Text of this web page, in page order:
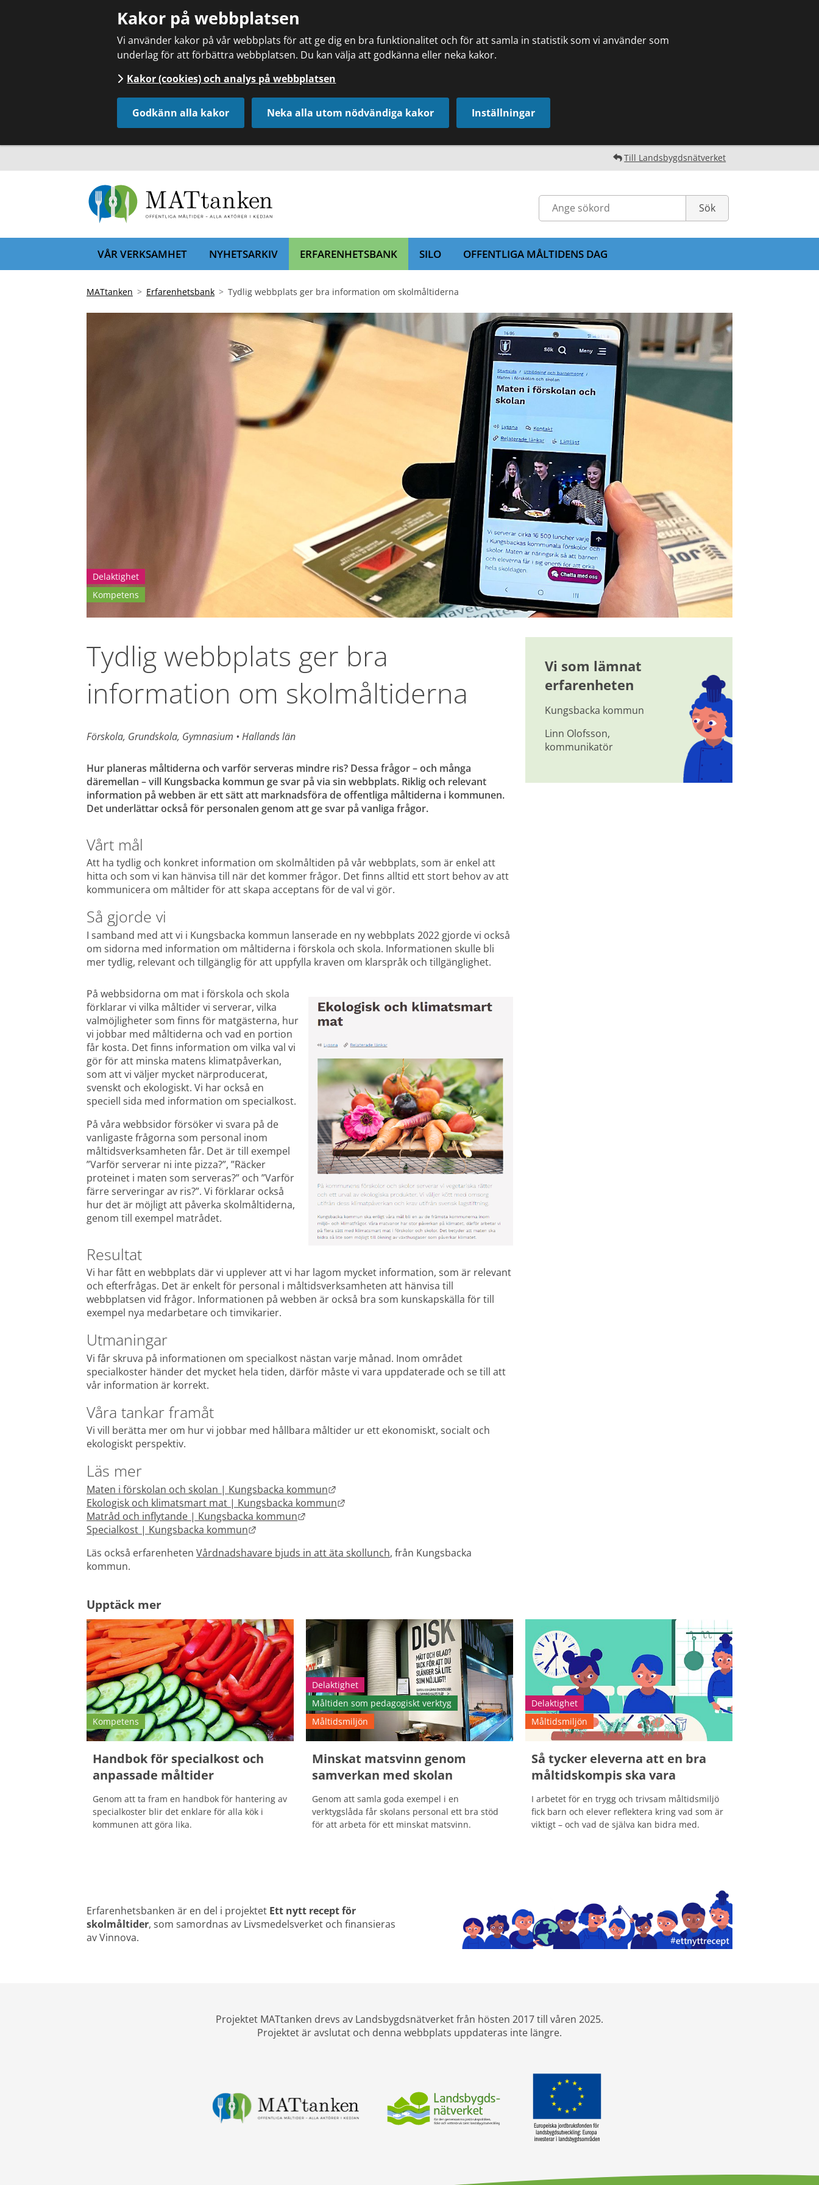
Kakor på webbplatsen
Vi använder kakor på vår webbplats för att ge dig en bra funktionalitet och för att samla in statistik som vi använder som
underlag för att förbättra webbplatsen. Du kan välja att godkänna eller neka kakor.
Kakor (cookies) och analys på webbplatsen
Godkänn alla kakor Neka alla utom nödvändiga kakor Inställningar
Till Landsbygdsnätverket
VÅR VERKSAMHET NYHETSARKIV ERFARENHETSBANK SILO OFFENTLIGA MÅLTIDENS DAG
MATtanken Erfarenhetsbank Tydlig webbplats ger bra information om skolmåltiderna
Delaktighet
Kompetens
Tydlig webbplats ger bra
information om skolmåltiderna
Förskola, Grundskola, Gymnasium • Hallands län
Hur planeras måltiderna och varför serveras mindre ris? Dessa frågor – och många
däremellan – vill Kungsbacka kommun ge svar på via sin webbplats. Riklig och relevant
information på webben är ett sätt att marknadsföra de offentliga måltiderna i kommunen.
Det underlättar också för personalen genom att ge svar på vanliga frågor.
Vårt mål
Att ha tydlig och konkret information om skolmåltiden på vår webbplats, som är enkel att
hitta och som vi kan hänvisa till när det kommer frågor. Det finns alltid ett stort behov av att
kommunicera om måltider för att skapa acceptans för de val vi gör.
Så gjorde vi
I samband med att vi i Kungsbacka kommun lanserade en ny webbplats 2022 gjorde vi också
om sidorna med information om måltiderna i förskola och skola. Informationen skulle bli
mer tydlig, relevant och tillgänglig för att uppfylla kraven om klarspråk och tillgänglighet.
På webbsidorna om mat i förskola och skola
förklarar vi vilka måltider vi serverar, vilka
valmöjligheter som finns för matgästerna, hur
vi jobbar med måltiderna och vad en portion
får kosta. Det finns information om vilka val vi
gör för att minska matens klimatpåverkan,
som att vi väljer mycket närproducerat,
svenskt och ekologiskt. Vi har också en
speciell sida med information om specialkost.
På våra webbsidor försöker vi svara på de
vanligaste frågorna som personal inom
måltidsverksamheten får. Det är till exempel
”Varför serverar ni inte pizza?”, ”Räcker
proteinet i maten som serveras?” och ”Varför
färre serveringar av ris?”. Vi förklarar också
hur det är möjligt att påverka skolmåltiderna,
genom till exempel matrådet.
Resultat
Vi har fått en webbplats där vi upplever att vi har lagom mycket information, som är relevant
och efterfrågas. Det är enkelt för personal i måltidsverksamheten att hänvisa till
webbplatsen vid frågor. Informationen på webben är också bra som kunskapskälla för till
exempel nya medarbetare och timvikarier.
Utmaningar
Vi får skruva på informationen om specialkost nästan varje månad. Inom området
specialkoster händer det mycket hela tiden, därför måste vi vara uppdaterade och se till att
vår information är korrekt.
Våra tankar framåt
Vi vill berätta mer om hur vi jobbar med hållbara måltider ur ett ekonomiskt, socialt och
ekologiskt perspektiv.
Läs mer
Maten i förskolan och skolan | Kungsbacka kommun
Ekologisk och klimatsmart mat | Kungsbacka kommun
Matråd och inflytande | Kungsbacka kommun
Specialkost | Kungsbacka kommun
Läs också erfarenheten Vårdnadshavare bjuds in att äta skollunch, från Kungsbacka
kommun.
Vi som lämnat
erfarenheten
Kungsbacka kommun
Linn Olofsson,
kommunikatör
Upptäck mer
Kompetens
Handbok för specialkost och
anpassade måltider
Genom att ta fram en handbok för hantering av
specialkoster blir det enklare för alla kök i
kommunen att göra lika.
Delaktighet
Måltiden som pedagogiskt verktyg
Måltidsmiljön
Minskat matsvinn genom
samverkan med skolan
Genom att samla goda exempel i en
verktygslåda får skolans personal ett bra stöd
för att arbeta för ett minskat matsvinn.
Delaktighet
Måltidsmiljön
Så tycker eleverna att en bra
måltidskompis ska vara
I arbetet för en trygg och trivsam måltidsmiljö
fick barn och elever reflektera kring vad som är
viktigt – och vad de själva kan bidra med.
Erfarenhetsbanken är en del i projektet Ett nytt recept för
skolmåltider, som samordnas av Livsmedelsverket och finansieras
av Vinnova.
Projektet MATtanken drevs av Landsbygdsnätverket från hösten 2017 till våren 2025.
Projektet är avslutat och denna webbplats uppdateras inte längre.